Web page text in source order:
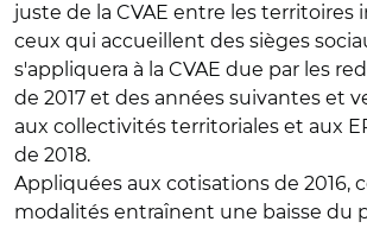
juste de la CVAE entre les territoires
ceux qui accueillent des sièges
s'appliquera à la CVAE due par les
de 2017 et des années suivantes et
aux collectivités territoriales et aux
de 2018.
Appliquées aux cotisations de 2016,
modalités entraînent une baisse du